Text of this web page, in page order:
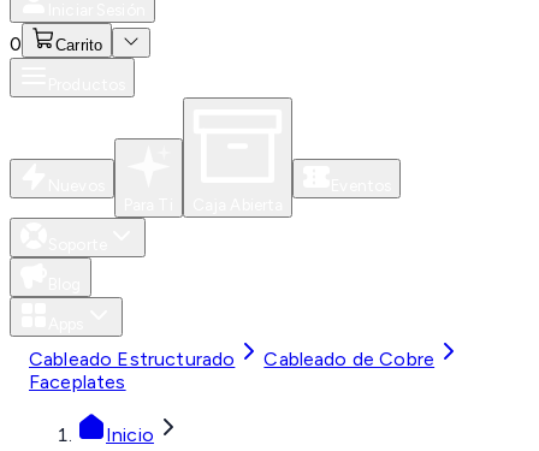
0 Carrito
Cableado Estructurado
Cableado de Cobre
Faceplates
Inicio